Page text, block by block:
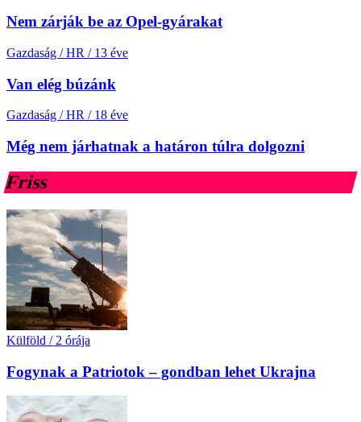
Nem zárják be az Opel-gyárakat
Gazdaság / HR / 13 éve
Van elég búzánk
Gazdaság / HR / 18 éve
Még nem járhatnak a határon túlra dolgozni
Friss
Külföld / 2 órája
Fogynak a Patriotok – gondban lehet Ukrajna